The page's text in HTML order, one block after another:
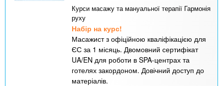
Курси масажу та мануальної терапії Гармонія
руху
Набір на курс!
Масажист з офіційною кваліфікацією для
ЄС за 1 місяць. Двомовний сертифікат
UA/EN для роботи в SPA-центрах та
готелях закордоном. Довічний доступ до
матеріалів.